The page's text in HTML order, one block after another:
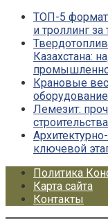
ТОП-5
и троллинг
Казахстана:
Крановые
Лемезит:
ключевой
Политика
Карта сайта
Контакты